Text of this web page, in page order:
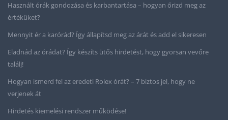
Használt órák gondozása és karbantartása – hogyan őrizd meg az
értéküket?
Mennyit ér a karórád? Így állapítsd meg az árát és add el sikeresen
Eladnád az órádat? Így készíts ütős hirdetést, hogy gyorsan vevőre
találj!
Hogyan ismerd fel az eredeti Rolex órát? – 7 biztos jel, hogy ne
verjenek át
Hirdetés kiemelési rendszer működése!